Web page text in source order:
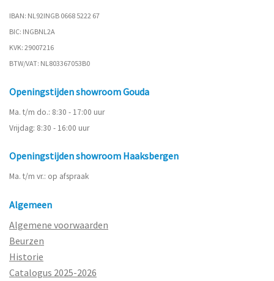
IBAN: NL92INGB 0668 5222 67
BIC: INGBNL2A
KVK: 29007216
BTW/VAT: NL803367053B0
Openingstijden showroom Gouda
Ma. t/m do.: 8:30 - 17:00 uur
Vrijdag: 8:30 - 16:00 uur
Openingstijden showroom Haaksbergen
Ma. t/m vr.: op afspraak
Algemeen
Algemene voorwaarden
Beurzen
Historie
Catalogus 2025-2026